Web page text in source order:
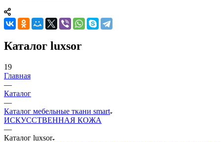
Каталог luxsor
19
Главная
—
Каталог
—
Каталог мебельные ткани smart
ИСКУССТВЕННАЯ КОЖА
—
Каталог luxsor